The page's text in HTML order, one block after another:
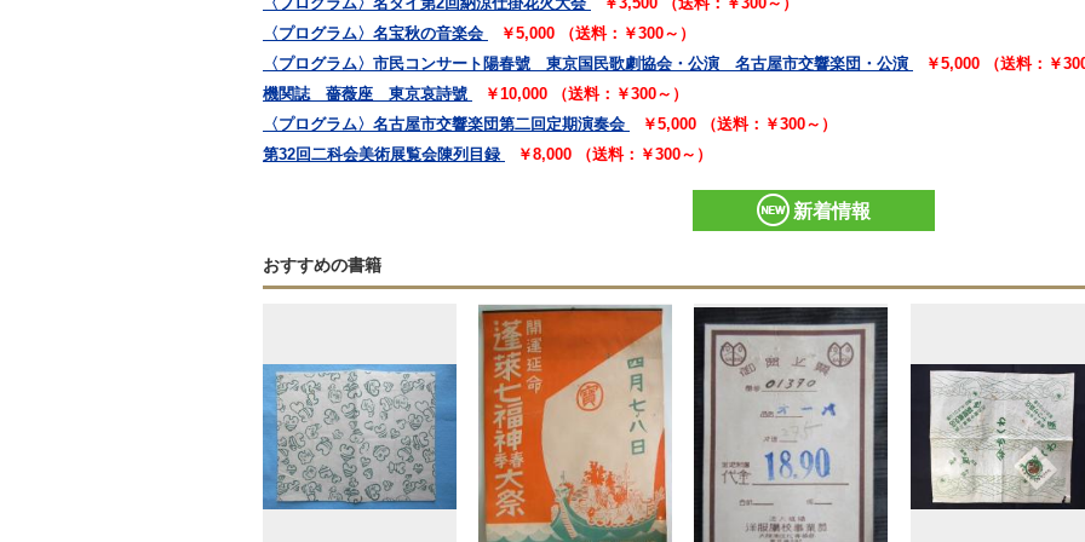
〈プログラム〉名宝秋の音楽会
￥5,000 （送料：￥300～）
〈プログラム〉市民コンサート陽春號 東京国民歌劇協会・公演 名古屋市交響楽団・公演
￥5,000 （送料：￥
機関誌 薔薇座 東京哀詩號
￥10,000 （送料：￥300～）
〈プログラム〉名古屋市交響楽団第二回定期演奏会
￥5,000 （送料：￥300～）
第32回二科会美術展覧会陳列目録
￥8,000 （送料：￥300～）
新着情報
おすすめの書籍